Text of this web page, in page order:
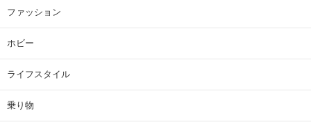
ファッション
ホビー
ライフスタイル
乗り物